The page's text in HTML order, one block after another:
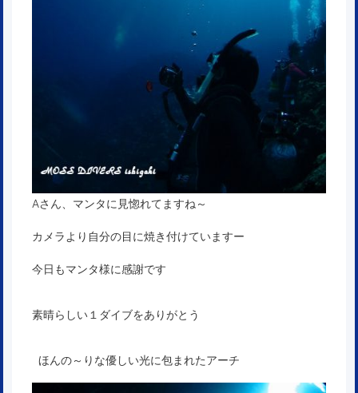
Aさん、マンタに見惚れてますね～
カメラより自分の目に焼き付けていますー
今日もマンタ様に感謝です
素晴らしい１ダイブをありがとう
ほんの～りな優しい光に包まれたアーチ